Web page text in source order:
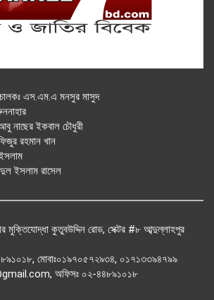
এস.এম.এ মনসুর মাসুদ
নাছের ইকবাল চৌধুরী
রহমান খান
ইসলাম রাসেল
মুক্তিযোদ্ধা কুতুবউদ্দিন রোড, সেক্টর #৮ আব্দুল্লাহপুর
মোবাঃ০১৯৭০৫৭২৯৩৪, ০১৭১৩৩৯৪৭৯৯
অফিসঃ ০২-৪৪৮৯১০১৮